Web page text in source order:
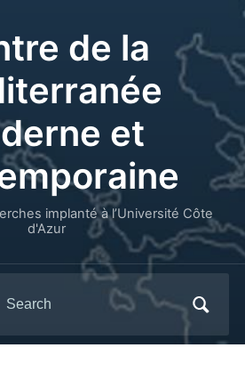
de la
et
implanté à l’Université Côte
d'Azur